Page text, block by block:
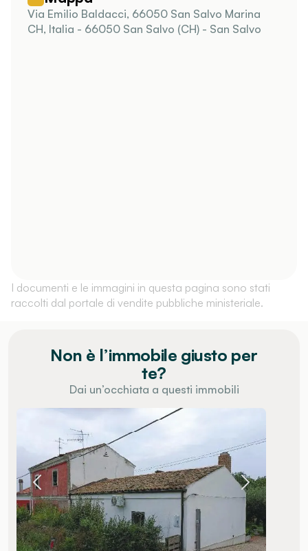
Via Emilio Baldacci, 66050 San Salvo Marina
CH, Italia - 66050 San Salvo (CH) - San Salvo
I documenti e le immagini in questa pagina sono stati
raccolti dal portale di vendite pubbliche ministeriale.
Non è l’immobile giusto per
te?
Dai un’occhiata a questi immobili